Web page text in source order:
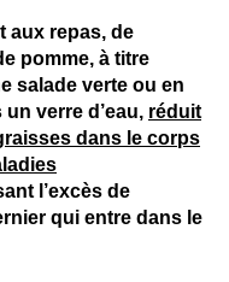
aux repas, de
pomme, à titre
salade verte ou en
verre d’eau, réduit
dans le corps
l’excès de
qui entre dans le